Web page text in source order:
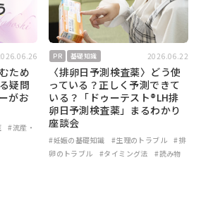
ため
疑問
がお
#流産・
PR 基礎知識 2026.06.22
〈排卵日予測検査薬〉どう使
っている？正しく予測できて
いる？「ドゥーテスト®LH排
卵日予測検査薬」まるわかり
座談会
#妊娠の基礎知識 #生理のトラブル
#排
卵のトラブル
#タイミング法 #読み物